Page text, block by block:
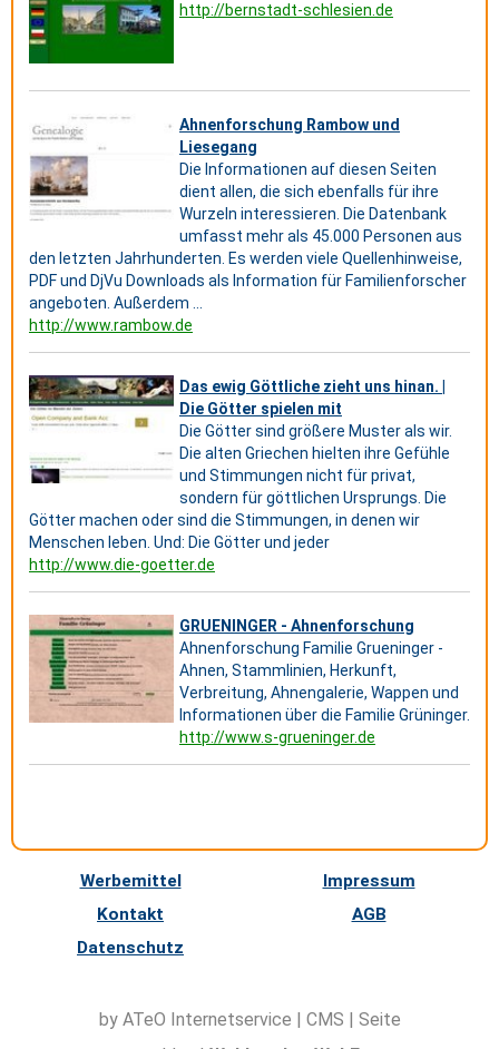
http://bernstadt-schlesien.de
Ahnenforschung Rambow und
Liesegang
Die Informationen auf diesen Seiten
dient allen, die sich ebenfalls für ihre
Wurzeln interessieren. Die Datenbank
umfasst mehr als 45.000 Personen aus
den letzten Jahrhunderten. Es werden viele Quellenhinweise,
PDF und DjVu Downloads als Information für Familienforscher
angeboten. Außerdem ...
http://www.rambow.de
Das ewig Göttliche zieht uns hinan. |
Die Götter spielen mit
Die Götter sind größere Muster als wir.
Die alten Griechen hielten ihre Gefühle
und Stimmungen nicht für privat,
sondern für göttlichen Ursprungs. Die
Götter machen oder sind die Stimmungen, in denen wir
Menschen leben. Und: Die Götter und jeder
http://www.die-goetter.de
GRUENINGER - Ahnenforschung
Ahnenforschung Familie Grueninger -
Ahnen, Stammlinien, Herkunft,
Verbreitung, Ahnengalerie, Wappen und
Informationen über die Familie Grüninger.
http://www.s-grueninger.de
Werbemittel
Impressum
Kontakt
AGB
Datenschutz
by ATeO Internetservice | CMS | Seite